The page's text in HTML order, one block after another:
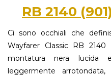
RB 2140 (901)
Ci sono occhiali che
Wayfarer Classic RB
montatura nera lucida
leggermente